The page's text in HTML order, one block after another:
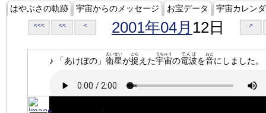
はやぶさの軌跡 宇宙からのメッセージ お宝データ 宇宙カレン
<<< << < 2001年04月 12日 >
♪ 「あけぼの」 衛星
えいせい
が捉
とら
えた宇宙
うちゅう
の電波
でんぱ
を音
おと
にしました。